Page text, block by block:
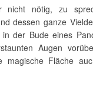
nötig, zu
dessen ganze
der Bude eines
Augen
magische Fläche